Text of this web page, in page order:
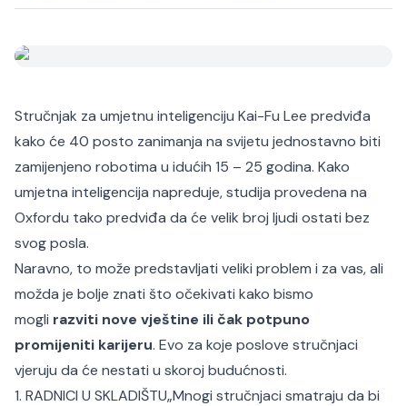
Stručnjak za umjetnu inteligenciju Kai-Fu Lee predviđa
kako će 40 posto zanimanja na svijetu jednostavno biti
zamijenjeno robotima u idućih 15 – 25 godina. Kako
umjetna inteligencija napreduje, studija provedena na
Oxfordu tako predviđa da će velik broj ljudi ostati bez
svog posla.
Naravno, to može predstavljati veliki problem i za vas, ali
možda je bolje znati što očekivati kako bismo
mogli razviti nove vještine ili čak potpuno
promijeniti karijeru. Evo za koje poslove stručnjaci
vjeruju da će nestati u skoroj budućnosti.
1. RADNICI U SKLADIŠTU„Mnogi stručnjaci smatraju da bi